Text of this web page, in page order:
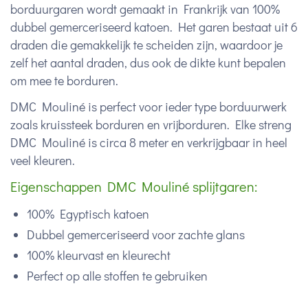
borduurgaren wordt gemaakt in Frankrijk van 100%
dubbel gemerceriseerd katoen. Het garen bestaat uit 6
draden die gemakkelijk te scheiden zijn, waardoor je
zelf het aantal draden, dus ook de dikte kunt bepalen
om mee te borduren.
DMC Mouliné is perfect voor ieder type borduurwerk
zoals kruissteek borduren en vrijborduren. Elke streng
DMC Mouliné is circa 8 meter en verkrijgbaar in heel
veel kleuren.
Eigenschappen DMC Mouliné splijtgaren:
100% Egyptisch katoen
Dubbel gemerceriseerd voor zachte glans
100% kleurvast en kleurecht
Perfect op alle stoffen te gebruiken